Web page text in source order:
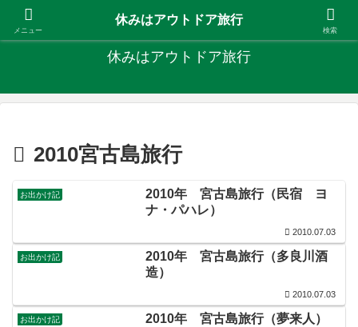
キャンプ、釣り、旅行など外遊びを楽しんでます
休みはアウトドア旅行
2010宮古島旅行
お出かけ記
2010年 宮古島旅行（民宿 ヨ
ナ・パハレ）
2010.07.03
お出かけ記
2010年 宮古島旅行（多良川酒
造）
2010.07.03
お出かけ記 2010年 宮古島旅行（夢来人）
メニュー
休みはアウトドア旅行
検索